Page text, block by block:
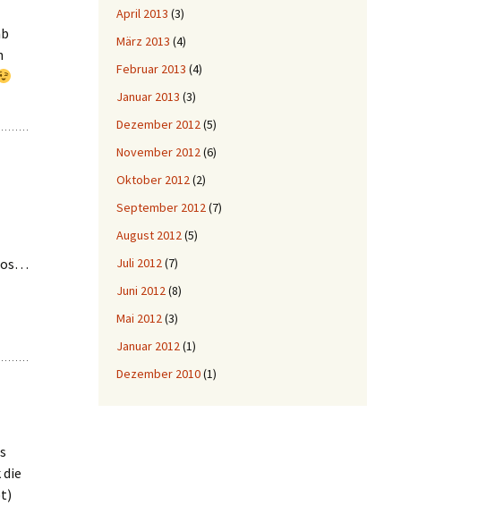
April 2013 (3)
März 2013 (4)
Februar 2013 (4)
Januar 2013 (3)
Dezember 2012(5)
November 2012(6)
Oktober 2012(2)
September 2012(7)
August 2012(5)
Juli 2012(7)
Juni 2012(8)
Mai 2012(3)
Januar 2012(1)
Dezember 2010(1)